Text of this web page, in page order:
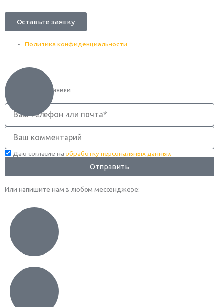
Оставьте заявку
Политика конфиденциальности
Оформление заявки
Телефон
Комментарий
Даю согласие на обработку персональных данных
Отправить
Или напишите нам в любом месcенджере: